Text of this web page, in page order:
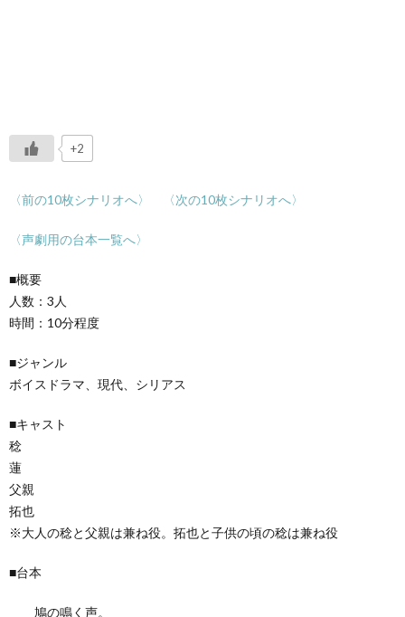
+2
〈前の10枚シナリオへ〉 〈次の10枚シナリオへ〉
〈声劇用の台本一覧へ〉
■概要
人数：3人
時間：10分程度
■ジャンル
ボイスドラマ、現代、シリアス
■キャスト
稔
蓮
父親
拓也
※大人の稔と父親は兼ね役。拓也と子供の頃の稔は兼ね役
■台本
鳩の鳴く声。